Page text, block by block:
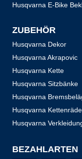
Husqvarna E-Bike
ZUBEHÖR
Husqvarna Dekor
Husqvarna Akrapovic
Husqvarna Kette
Husqvarna Sitzbänke
Husqvarna
Husqvarna
Husqvarna
BEZAHLARTEN